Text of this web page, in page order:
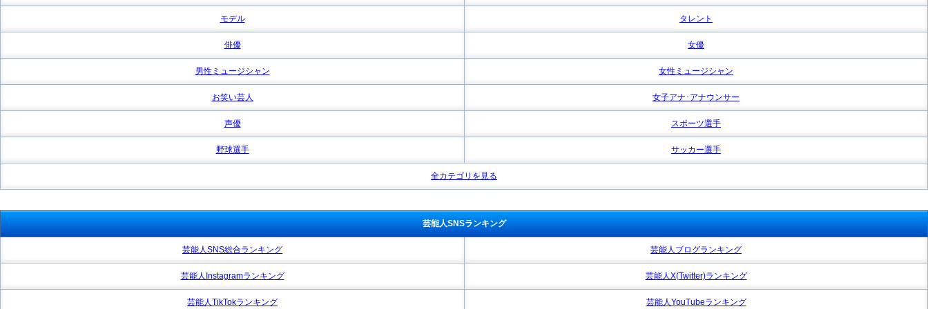
モデル タレント
俳優 女優
男性ミュージシャン 女性ミュージシャン
お笑い芸人 女子アナ･アナウンサー
声優 スポーツ選手
野球選手 サッカー選手
全カテゴリを見る
芸能人SNSランキング
芸能人SNS総合ランキング 芸能人ブログランキング
芸能人Instagramランキング 芸能人X(Twitter)ランキング
芸能人TikTokランキング 芸能人YouTubeランキング